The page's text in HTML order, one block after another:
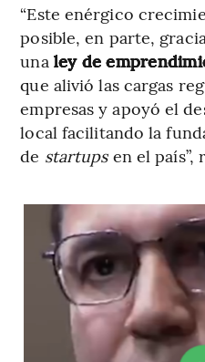
“Este enérgico
posible, en parte,
una ley de
que alivió las cargas
empresas y apoyó el
local facilitando la
de startups en el